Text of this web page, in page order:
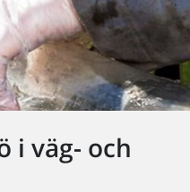
i väg- och